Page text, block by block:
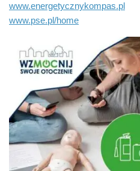
www.energetycznykompas.pl
www.pse.pl/home